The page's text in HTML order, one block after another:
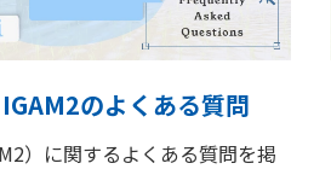
のよくある質問
）に関するよくある質問を掲